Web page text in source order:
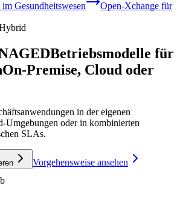
Gesundheitswesen
Open-Xchange für
Betriebsmodelle für
On-Premise, Cloud oder
in der eigenen
Umgebungen oder in kombinierten
SLAs.
Vorgehensweise ansehen